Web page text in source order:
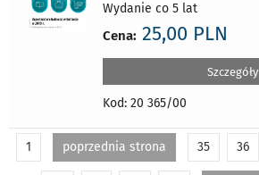
Wydanie co 5 lat
Cena: 25,00 PLN
Szczegóły
Kod: 20 365/00
1 poprzednia strona 35 36